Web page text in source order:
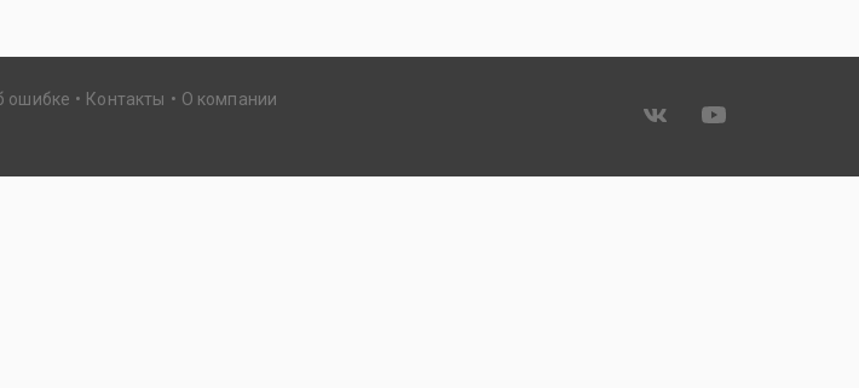
ошибке Контакты О компании